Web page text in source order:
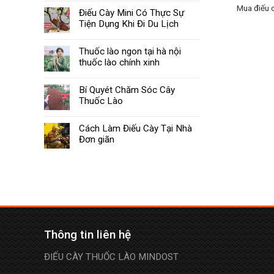
Điếu Cày Mini Có Thực Sự
Tiện Dụng Khi Đi Du Lịch
Thuốc lào ngon tại hà nội
thuốc lào chính xinh
Bí Quyét Chăm Sóc Cây
Thuốc Lào
Cách Làm Điếu Cày Tại Nhà
Đơn giãn
Mua điếu
Thông tin liên hệ
ĐIẾU CÀY THUỐC LÀO MINDOST